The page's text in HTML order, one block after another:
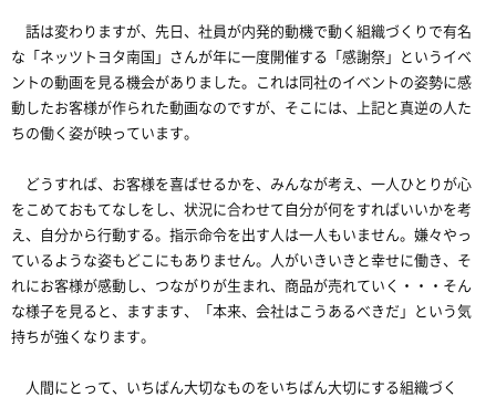
話は変わりますが、先日、社員が内発的動機で動く組織づくりで有名
な「ネッツトヨタ南国」さんが年に一度開催する「感謝祭」というイベ
ントの動画を見る機会がありました。これは同社のイベントの姿勢に感
動したお客様が作られた動画なのですが、そこには、上記と真逆の人た
ちの働く姿が映っています。
どうすれば、お客様を喜ばせるかを、みんなが考え、一人ひとりが心
をこめておもてなしをし、状況に合わせて自分が何をすればいいかを考
え、自分から行動する。指示命令を出す人は一人もいません。嫌々やっ
ているような姿もどこにもありません。人がいきいきと幸せに働き、そ
れにお客様が感動し、つながりが生まれ、商品が売れていく・・・そん
な様子を見ると、ますます、「本来、会社はこうあるべきだ」という気
持ちが強くなります。
人間にとって、いちばん大切なものをいちばん大切にする組織づく